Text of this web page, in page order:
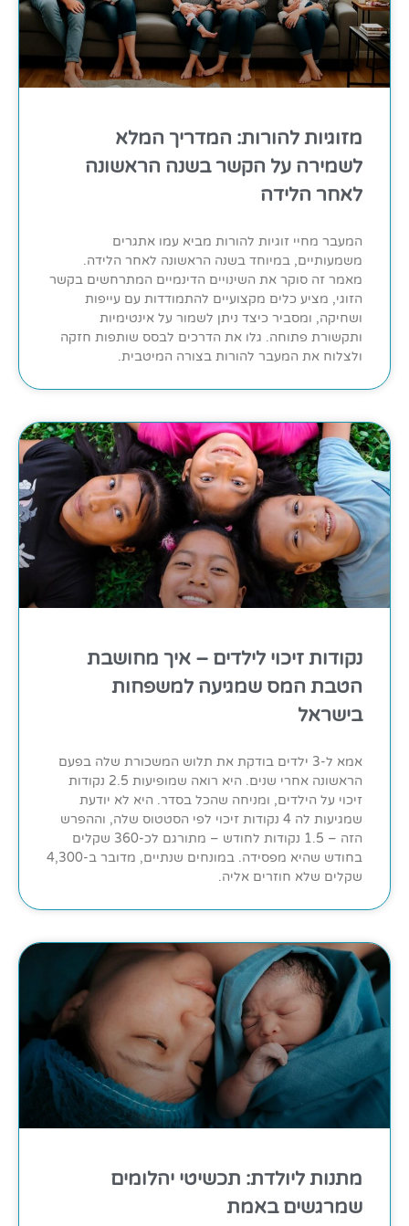
מזוגיות להורות: המדריך המלא
לשמירה על הקשר בשנה הראשונה
לאחר הלידה
המעבר מחיי זוגיות להורות מביא עמו אתגרים
משמעותיים, במיוחד בשנה הראשונה לאחר הלידה.
מאמר זה סוקר את השינויים הדינמיים המתרחשים בקשר
הזוגי, מציע כלים מקצועיים להתמודדות עם עייפות
ושחיקה, ומסביר כיצד ניתן לשמור על אינטימיות
ותקשורת פתוחה. גלו את הדרכים לבסס שותפות חזקה
ולצלוח את המעבר להורות בצורה המיטבית.
נקודות זיכוי לילדים – איך מחושבת
הטבת המס שמגיעה למשפחות
בישראל
אמא ל-3 ילדים בודקת את תלוש המשכורת שלה בפעם
הראשונה אחרי שנים. היא רואה שמופיעות 2.5 נקודות
זיכוי על הילדים, ומניחה שהכל בסדר. היא לא יודעת
שמגיעות לה 4 נקודות זיכוי לפי הסטטוס שלה, וההפרש
הזה – 1.5 נקודות לחודש – מתורגם לכ-360 שקלים
בחודש שהיא מפסידה. במונחים שנתיים, מדובר ב-4,300
שקלים שלא חוזרים אליה.
מתנות ליולדת: תכשיטי יהלומים
שמרגשים באמת